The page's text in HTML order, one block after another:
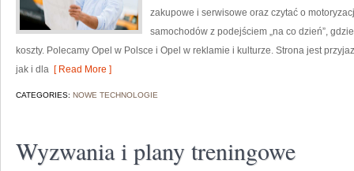
zakupowe i serwisowe oraz czytać o
samochodów z podejściem „na co dzień”,
koszty. Polecamy Opel w Polsce i Opel w reklamie i kulturze. Strona jest
jak i dla [ Read More ]
CATEGORIES: NOWE TECHNOLOGIE
Wyzwania i plany treningowe